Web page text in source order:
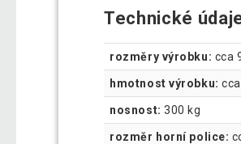
Technické
rozměry výrobku: cca
hmotnost výrobku:
nosnost: 300 kg
rozměr horní police: